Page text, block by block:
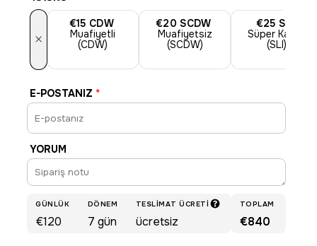
×
€15 CDW
Muafiyetli
(CDW)
€20 SCDW
Muafiyetsiz
(SCDW)
€25 SLI
Süper Kasko
(SLI)
E-POSTANIZ *
YORUM
GÜNLÜK
€120
DÖNEM
7 gün
TESLIMAT ÜCRETI
ücretsiz
TOPLAM
€840